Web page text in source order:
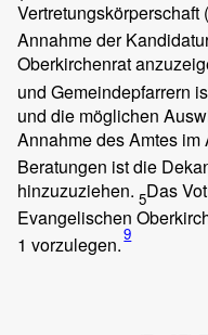
Vertretungskörperschaft (
Annahme der
Oberkirchenrat
und Gemeindepfarrern
und die möglichen
Annahme des Amtes
Beratungen ist die
hinzuzuziehen. 5Das
Evangelischen
1 vorzulegen.9